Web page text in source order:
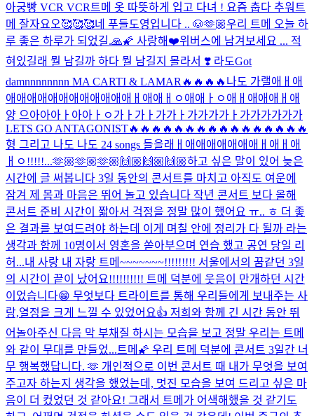
아궁빵 VCR VCR 트메 옷 따뜻하게 입고 다녀 ! 요즘 춥다 추워 트
메 잘자요오🥰🥰🥰네 푸들도영입니다 .. 🐶🫶🏼우리 트메 오늘 하
루 좋은 하루가 되었길.🙏🌠 사랑해❤️위버스에 남겨보세요 ... 적
혀있길래 뭘 남길까 하다 뭘 남길지 몰라서 ❣️ 라도Got
damnnnnnnnn MA CARTI & LAMAR🔥🔥🔥🔥나도 가랠애ㅐ애
애애애애애애애애애애애애ㅐ애애ㅐㅇ애애ㅏㅇ애ㅐ애애애ㅐ애
양 으아아아ㅏ아아ㅏㅇ가ㅏ가ㅏ가가ㅏ가가가가ㅏ가가가가가가
LETS GO ANTAGONIST🔥🔥🔥🔥🔥🔥🔥🔥🔥🔥🔥🔥🔥🔥🔥🔥
형 그리고 나도 나도 24 songs 들을래ㅐ애애애애애애애ㅐ애ㅐ애
ㅐㅇ!!!!!...🫶🏼🫶🏼🫶🏼🙌🏼🙌🏼🙌🏼하고 싶은 말이 있어 늦은
시간에 글 써봅니다 3일 동안의 콘서트를 마치고 아직도 여운에
잠겨 제 몸과 마음은 뛰어 놀고 있습니다 작년 콘서트 보다 올해
콘서트 준비 시간이 짧아서 걱정을 정말 많이 했어요 ㅠ.. ㅎ 더 좋
은 결과를 보여드려야 하는데 이게 며칠 안에 정리가 다 될까 라는
생각과 함께 10명이서 영혼을 쏟아부으며 연습 했고 공연 당일 리
허...내 사랑 내 자랑 트메~~~~~~~!!!!!!!!! 서울에서의 꿈같던 3일
의 시간이 끝이 났어요!!!!!!!!!! 트메 덕분에 웃음이 만개하던 시간
이었습니다😁 무엇보다 트라이트를 통해 우리들에게 보내주는 사
랑,열정을 크게 느낄 수 있었어요👍 저희와 함께 긴 시간 동안 뛰
어놀아주신 다음 막 부채질 하시는 모습을 보고 정말 우리는 트메
와 같이 무대를 만들었...트메🌠 우리 트메 덕분에 콘서트 3일간 너
무 행복했답니다. 🫶 개인적으로 이번 콘서트 때 내가 무엇을 보여
주고자 하는지 생각을 했었는데, 멋진 모습을 보여 드리고 싶은 마
음이 더 컸었던 것 같아요! 그래서 트메가 어색해했을 것 같기도